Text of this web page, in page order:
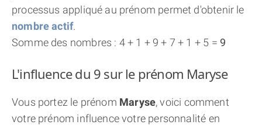
processus appliqué au prénom permet d'obtenir le
nombre actif.
Somme des nombres : 4 + 1 + 9 + 7 + 1 + 5 = 9
L'influence du 9 sur le prénom Maryse
Vous portez le prénom Maryse, voici comment
votre prénom influence votre personnalité en